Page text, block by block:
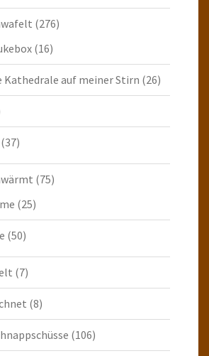
(276)
(16)
Kathedrale auf meiner Stirn (26)
(37)
(75)
(25)
(50)
(7)
(8)
(106)